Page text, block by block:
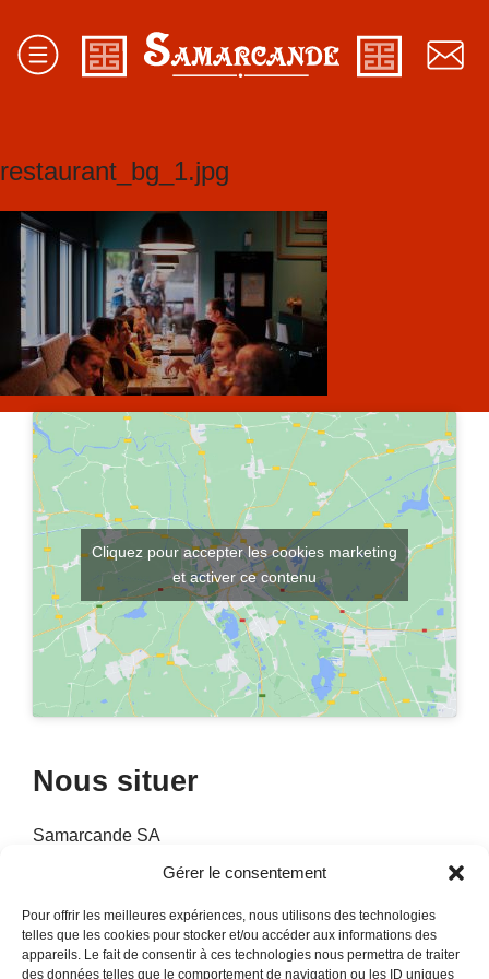
Gérer le consentement
Pour offrir les meilleures expériences, nous utilisons des technologies
telles que les cookies pour stocker et/ou accéder aux informations des
appareils. Le fait de consentir à ces technologies nous permettra de traiter
des données telles que le comportement de navigation ou les ID uniques
restaurant_bg_1.jpg
Cliquez pour accepter les cookies marketing
et activer ce contenu
Nous situer
Samarcande SA
Tel :02 96 37 74 06
Horaires :Du mardi au samedi